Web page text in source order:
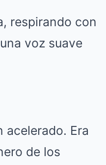
respirando con
voz suave
acelerado. Era
de los